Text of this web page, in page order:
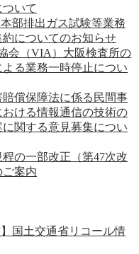
ついて
本部排出ガス試験等業務
についてのお知らせ
会（VIA）大阪検査所の
る業務一時停止につい
賠償保障法に係る民間事
ける情報通信の技術の
関する意見募集につい
程の一部改正（第47次改
案内
】国土交通省リコール情